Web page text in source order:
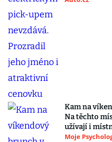
Kam na
Na těchto
užívají i
Moje